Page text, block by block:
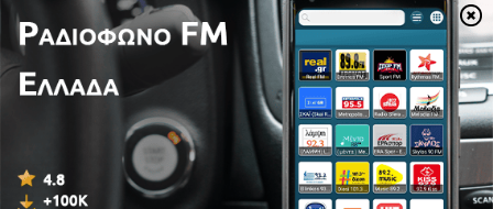
Radio Aquarius Tracksaudio - Dance Music